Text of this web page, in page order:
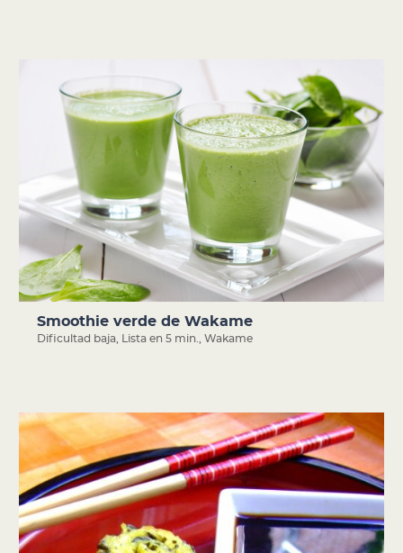
Smoothie verde de Wakame
Dificultad baja Lista en 5 min. ,Wakame